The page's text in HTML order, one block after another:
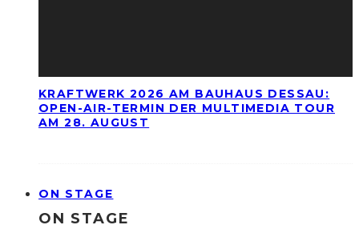
KRAFTWERK 2026 AM BAUHAUS DESSAU:
OPEN-AIR-TERMIN DER MULTIMEDIA TOUR
AM 28. AUGUST
ON STAGE
ON STAGE